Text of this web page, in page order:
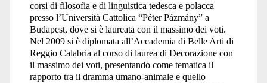
corsi di filosofia e di linguistica tedesca e polacca
presso l’Università Cattolica “Péter Pázmány” a
Budapest, dove si è laureata con il massimo dei voti.
Nel 2009 si è diplomata all’Accademia di Belle Arti di
Reggio Calabria al corso di laurea di Decorazione con
il massimo dei voti, presentando come tematica il
rapporto tra il dramma umano-animale e quello